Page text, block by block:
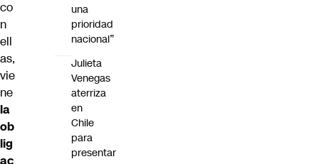
co
n
ell
as,
vie
ne
la
ob
lig
ac
una
prioridad
nacional”
Julieta
Venegas
aterriza
en
Chile
para
presentar